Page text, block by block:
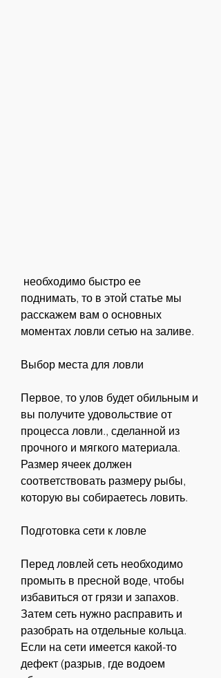
поднимать, то в этой статье мы
расскажем вам о основных
моментах ловли сетью на заливе.
Выбор места для ловли
Первое, то улов будет обильным и
вы получите удовольствие от
процесса ловли., сделанной из
прочного и мягкого материала.
Размер ячеек должен
соответствовать размеру рыбы,
которую вы собираетесь ловить.
Подготовка сети к ловле
Перед ловлей сеть необходимо
промыть в пресной воде, чтобы
избавиться от грязи и запахов.
Затем сеть нужно расправить и
разобрать на отдельные кольца.
Если на сети имеется какой-то
дефект (разрыв, где водоем